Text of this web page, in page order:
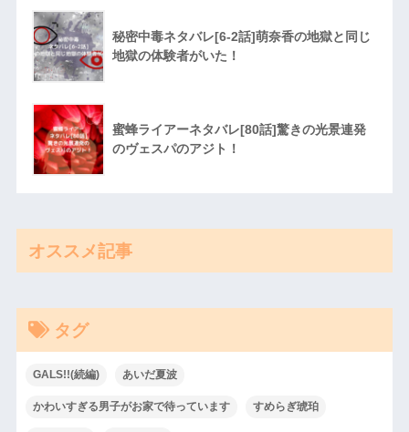
秘密中毒ネタバレ[6-2話]萌奈香の地獄と同じ
地獄の体験者がいた！
蜜蜂ライアーネタバレ[80話]驚きの光景連発
のヴェスパのアジト！
オススメ記事
タグ
GALS!!(続編) あいだ夏波
かわいすぎる男子がお家で待っています すめらぎ琥珀